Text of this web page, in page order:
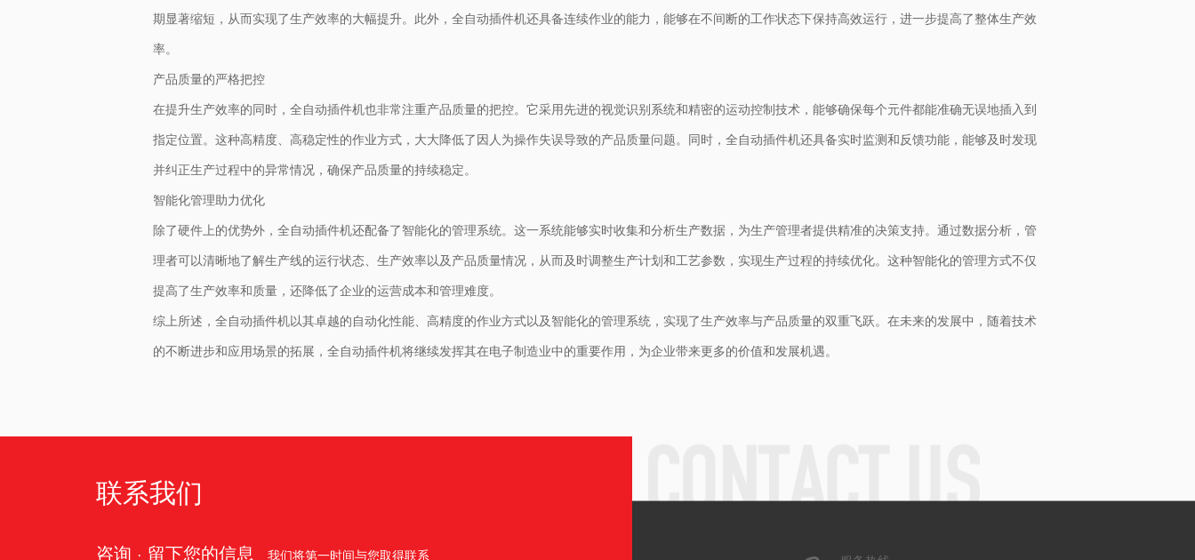
期显著缩短，从而实现了生产效率的大幅提升。此外，全自动插件机还具备连续作业的能力，能够在不间断的工作状态下保持高效运行，进一步提高了整体生产效
率。
产品质量的严格把控
在提升生产效率的同时，全自动插件机也非常注重产品质量的把控。它采用先进的视觉识别系统和精密的运动控制技术，能够确保每个元件都能准确无误地插入到
指定位置。这种高精度、高稳定性的作业方式，大大降低了因人为操作失误导致的产品质量问题。同时，全自动插件机还具备实时监测和反馈功能，能够及时发现
并纠正生产过程中的异常情况，确保产品质量的持续稳定。
智能化管理助力优化
除了硬件上的优势外，全自动插件机还配备了智能化的管理系统。这一系统能够实时收集和分析生产数据，为生产管理者提供精准的决策支持。通过数据分析，管
理者可以清晰地了解生产线的运行状态、生产效率以及产品质量情况，从而及时调整生产计划和工艺参数，实现生产过程的持续优化。这种智能化的管理方式不仅
提高了生产效率和质量，还降低了企业的运营成本和管理难度。
综上所述，全自动插件机以其卓越的自动化性能、高精度的作业方式以及智能化的管理系统，实现了生产效率与产品质量的双重飞跃。在未来的发展中，随着技术
的不断进步和应用场景的拓展，全自动插件机将继续发挥其在电子制造业中的重要作用，为企业带来更多的价值和发展机遇。
联系我们
咨询 · 留下您的信息 我们将第一时间与您取得联系